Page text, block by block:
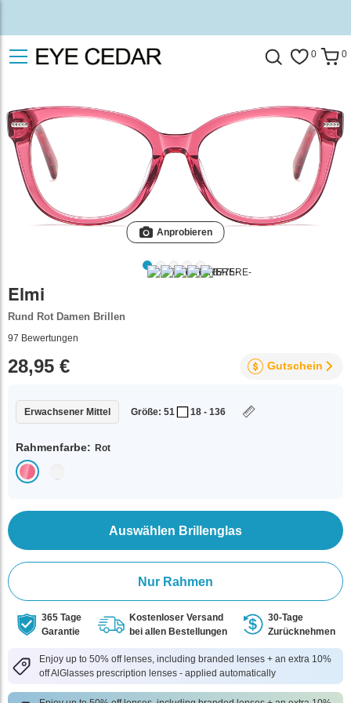
0 0
Anprobieren
Elmi
Rund Rot Damen Brillen
97 Bewertungen
28,95 € Gutschein
Erwachsener Mittel Größe: 51 18 - 136
Rahmenfarbe: Rot
Auswählen Brillenglas
Nur Rahmen
365 Tage
Garantie
Kostenloser Versand
bei allen Bestellungen
30-Tage
Zurücknehmen
Enjoy up to 50% off lenses, including branded lenses + an extra 10%
off AlGlasses prescription lenses - applied automatically